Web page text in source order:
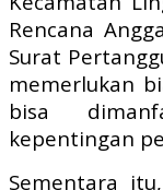
Rencana
Surat
memerlukan
bisa
kepentingan
Sementara